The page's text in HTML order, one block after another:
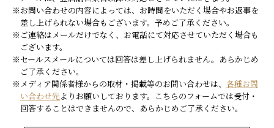
※お問い合わせの内容によっては、お時間をいただく場合やお返事を
差し上げられない場合もございます。予めご了承ください。
※ご連絡はメールだけでなく、お電話にて対応させていただく場合も
ございます。
※セールスメールについては回答は差し上げられません。あらかじめ
ご了承ください。
※メディア関係者様からの取材・掲載等のお問い合わせは、 各種お問
い合わせ先よりお願いしております。こちらのフォームでは受付・
回答することはできませんので、あらかじめご了承ください。